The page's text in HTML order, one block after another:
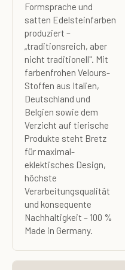
Formsprache und
satten Edelsteinfarben
produziert –
„traditionsreich, aber
nicht traditionell". Mit
farbenfrohen Velours-
Stoffen aus Italien,
Deutschland und
Belgien sowie dem
Verzicht auf tierische
Produkte steht Bretz
für maximal-
eklektisches Design,
höchste
Verarbeitungsqualität
und konsequente
Nachhaltigkeit – 100 %
Made in Germany.